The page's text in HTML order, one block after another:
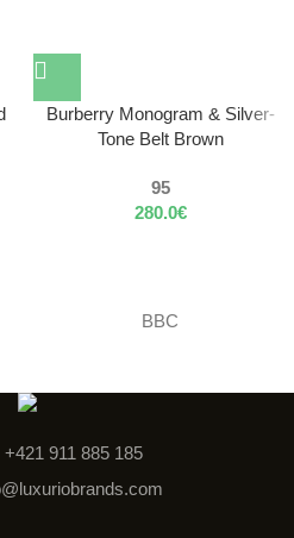
Burberry Monogram & Silver-
Tone Belt Brown
95
280.0€
BBC
+421 911 885 185